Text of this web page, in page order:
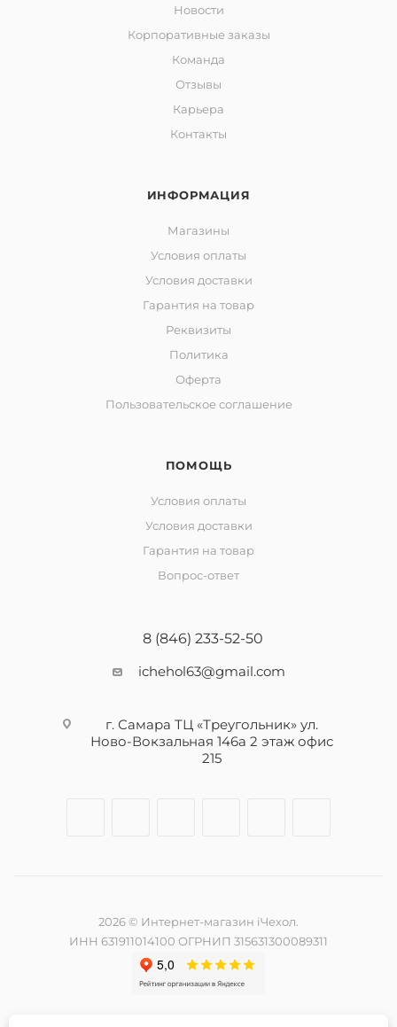
Новости
Корпоративные заказы
Команда
Отзывы
Карьера
Контакты
ИНФОРМАЦИЯ
Магазины
Условия оплаты
Условия доставки
Гарантия на товар
Реквизиты
Политика
Оферта
Пользовательское соглашение
ПОМОЩЬ
Условия оплаты
Условия доставки
Гарантия на товар
Вопрос-ответ
8 (846) 233-52-50
ichehol63@gmail.com
г. Самара ТЦ «Треугольник» ул.
Ново-Вокзальная 146а 2 этаж офис
215
2026 © Интернет-магазин iЧехол.
ИНН 631911014100 ОГРНИП 315631300089311